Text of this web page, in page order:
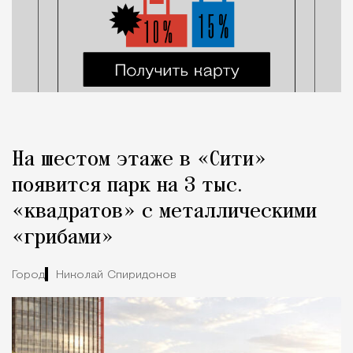
На шестом этаже в «Сити»
появится парк на 3 тыс.
«квадратов» с металлическими
«грибами»
Город Николай Спиридонов